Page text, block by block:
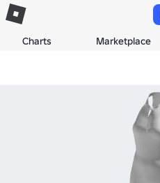
Charts Marketplace